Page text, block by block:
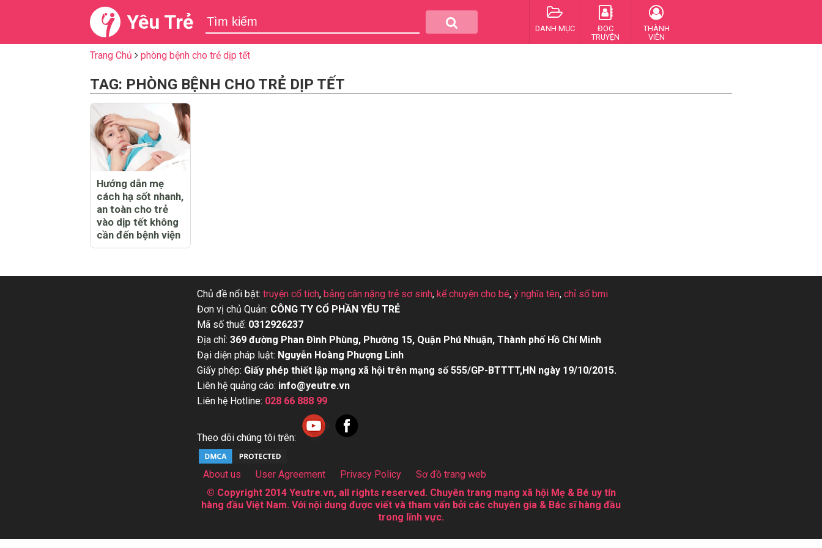
Yêu Trẻ DANH MỤC
ĐỌC
TRUYỆN
THÀNH
VIÊN
Trang Chủ phòng bệnh cho trẻ dịp tết
TAG: PHÒNG BỆNH CHO TRẺ DỊP TẾT
Hướng dẫn mẹ
cách hạ sốt nhanh,
an toàn cho trẻ
vào dịp tết không
cần đến bệnh viện
Chủ đề nổi bật: truyện cổ tích, bảng cân nặng trẻ sơ sinh, kể chuyện cho bé, ý nghĩa tên, chỉ số bmi
Đơn vị chủ Quản: CÔNG TY CỔ PHẦN YÊU TRẺ
Mã số thuế: 0312926237
Địa chỉ: 369 đường Phan Đình Phùng, Phường 15, Quận Phú Nhuận, Thành phố Hồ Chí Minh
Đại diện pháp luật: Nguyễn Hoàng Phượng Linh
Giấy phép: Giấy phép thiết lập mạng xã hội trên mạng số 555/GP-BTTTT,HN ngày 19/10/2015.
Liên hệ quảng cáo: info@yeutre.vn
Liên hệ Hotline: 028 66 888 99
Theo dõi chúng tôi trên:
About us User Agreement Privacy Policy
Sơ đồ trang web
© Copyright 2014 Yeutre.vn, all rights reserved. Chuyên trang mạng xã hội Mẹ & Bé uy tín
hàng đầu Việt Nam. Với nội dung được viết và tham vấn bởi các chuyên gia & Bác sĩ hàng đầu
trong lĩnh vực.